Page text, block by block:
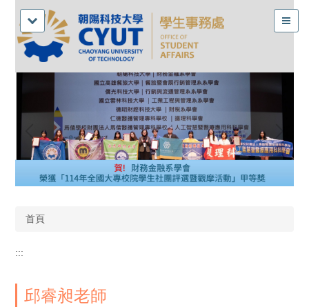
首頁
:::
邱睿昶老師